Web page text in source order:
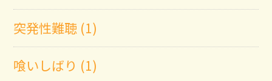
突発性難聴 (1)
喰いしばり (1)